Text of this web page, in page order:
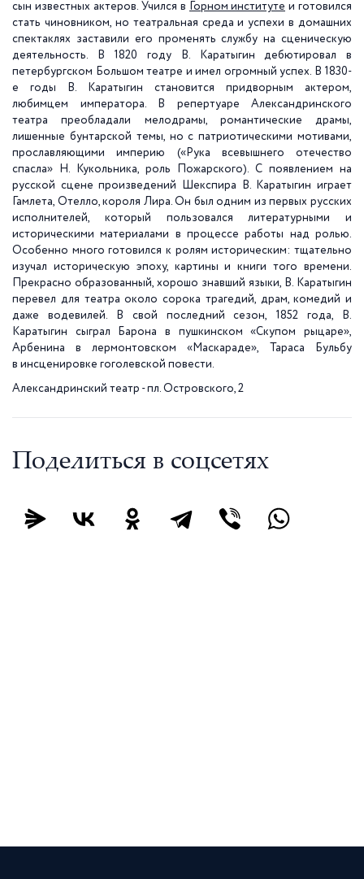
сын известных актеров. Учился в Горном институте и готовился
стать чиновником, но театральная среда и успехи в домашних
спектаклях заставили его променять службу на сценическую
деятельность. В 1820 году В. Каратыгин дебютировал в
петербургском Большом театре и имел огромный успех. В 1830-
е годы В. Каратыгин становится придворным актером,
любимцем императора. В репертуаре Александринского
театра преобладали мелодрамы, романтические драмы,
лишенные бунтарской темы, но с патриотическими мотивами,
прославляющими империю («Рука всевышнего отечество
спасла» Н. Кукольника, роль Пожарского). С появлением на
русской сцене произведений Шекспира В. Каратыгин играет
Гамлета, Отелло, короля Лира. Он был одним из первых русских
исполнителей, который пользовался литературными и
историческими материалами в процессе работы над ролью.
Особенно много готовился к ролям историческим: тщательно
изучал историческую эпоху, картины и книги того времени.
Прекрасно образованный, хорошо знавший языки, В. Каратыгин
перевел для театра около сорока трагедий, драм, комедий и
даже водевилей. В свой последний сезон, 1852 года, В.
Каратыгин сыграл Барона в пушкинском «Скупом рыцаре»,
Арбенина в лермонтовском «Маскараде»,
Тараса Бульбу
в инсценировке гоголевской повести.
Александринский театр - пл. Островского, 2
Поделиться в соцсетях